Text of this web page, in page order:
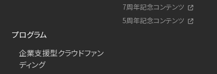
7周年記念コンテンツ
5周年記念コンテンツ
プログラム
企業支援型クラウドファン
ディング